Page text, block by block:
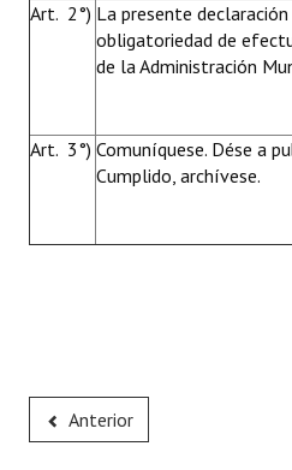
Art. 2°) La presente
obligatoriedad de
de la Administración
Art. 3°) Comuníquese. Dése a
Cumplido, archívese.
Anterior